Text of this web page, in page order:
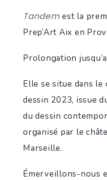
Tandem est la
Prep’Art Aix en
Prolongation
Elle se situe dans le
dessin 2023, issue
du dessin
organisé par le
Marseille.
Émerveillons-nous